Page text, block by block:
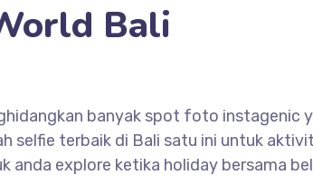
Bali
banyak spot foto
selfie terbaik di Bali satu ini untuk
anda explore ketika holiday bersama